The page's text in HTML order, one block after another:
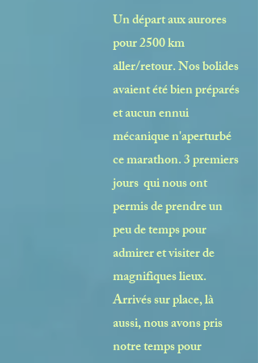
Un départ aux aurores
pour 2500 km
aller/retour. Nos bolides
avaient été bien préparés
et aucun ennui
mécanique n'aperturbé
ce marathon. 3 premiers
jours qui nous ont
permis de prendre un
peu de temps pour
admirer et visiter de
magnifiques lieux.
Arrivés sur place, là
aussi, nous avons pris
notre temps pour